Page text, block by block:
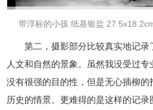
带浮标的小孩 纸基银盐
第二，摄影部分比较真实地记
人文和自然的景象。虽然我没受过
没有很强的目的性，但是无心插柳的
历史的情景。更难得的是这样的记录